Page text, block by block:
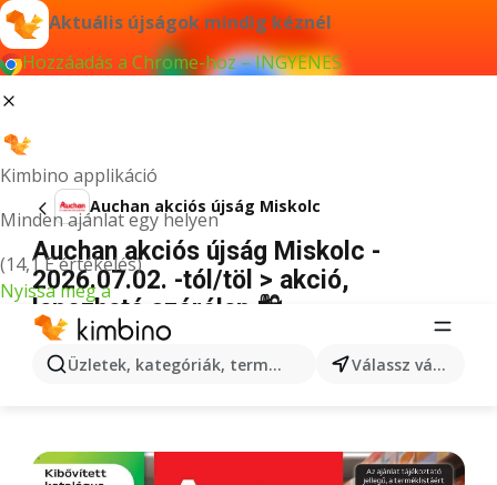
Aktuális újságok mindig kéznél
Hozzáadás a Chrome-hoz – INGYENES
Kimbino applikáció
Minden ajánlat egy helyen
(14,1 E értékelés)
Nyissa meg a
Üzletek, kategóriák, termékek keresése... Válassz várost
Auchan akciós újság Miskolc
Auchan akciós újság Miskolc -
2026.07.02. -tól/töl > akció,
lapozható szórólap 🛍️